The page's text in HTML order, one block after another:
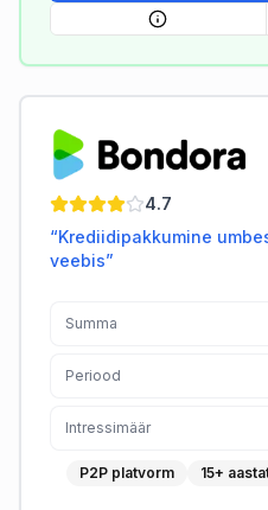
Bondora
4.7
“Krediidipakkumine
veebis”
Summa
Periood
Intressimäär
P2P platvorm 15+